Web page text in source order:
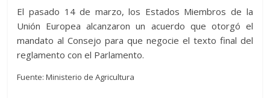
El pasado 14 de marzo, los Estados Miembros de la
Unión Europea alcanzaron un acuerdo que otorgó el
mandato al Consejo para que negocie el texto final del
reglamento con el Parlamento.
Fuente: Ministerio de Agricultura